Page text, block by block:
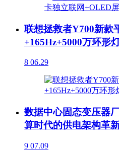
联想拯救者Y700新款
+165Hz+5000万环形
8 06.29
数据中心固态变压器
算时代的供电架构革
9 07.09